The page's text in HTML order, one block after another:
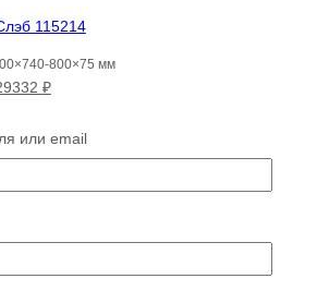
115214
800×75 мм
₽.
₽Текущая
29332 ₽.
121851
или email